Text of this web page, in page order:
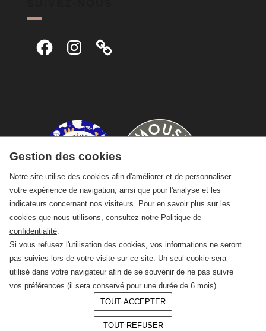
FacebookInstagram
© 2026 —CRAFT Limoges
Gestion des cookies
Notre site utilise des cookies afin d'améliorer et de personnaliser
votre expérience de navigation, ainsi que pour l'analyse et les
indicateurs concernant nos visiteurs. Pour en savoir plus sur les
cookies que nous utilisons, consultez notre Politique de
confidentialité
Si vous refusez l'utilisation des cookies, vos informations ne seront
pas suivies lors de votre visite sur ce site. Un seul cookie sera
utilisé dans votre navigateur afin de se souvenir de ne pas suivre
vos préférences (il sera conservé pour une durée de 6 mois).
TOUT ACCEPTER
TOUT REFUSER